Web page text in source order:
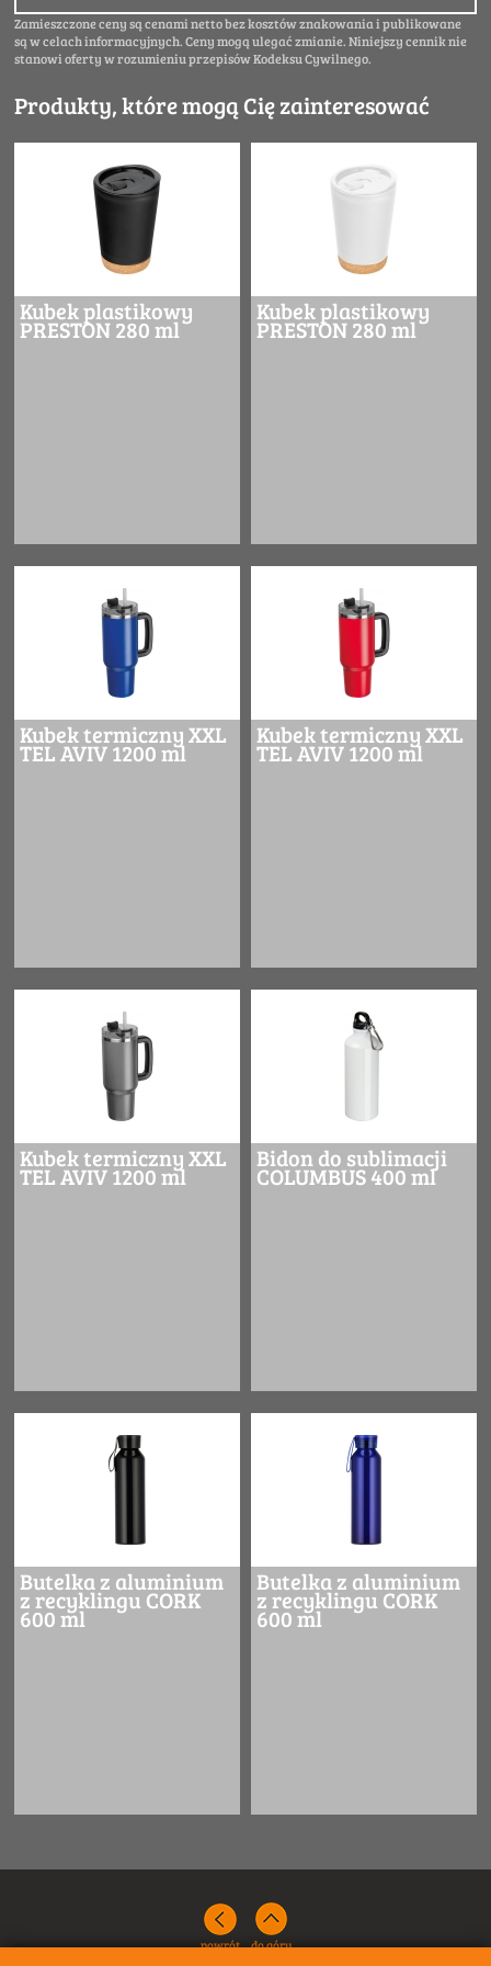
Zamieszczone ceny są cenami netto bez kosztów znakowania i publikowane
są w celach informacyjnych. Ceny mogą ulegać zmianie. Niniejszy cennik nie
stanowi oferty w rozumieniu przepisów Kodeksu Cywilnego.
Produkty, które mogą Cię zainteresować
Kubek plastikowy
PRESTON 280 ml
Kubek plastikowy
PRESTON 280 ml
Kubek termiczny XXL
TEL AVIV 1200 ml
Kubek termiczny XXL
TEL AVIV 1200 ml
Kubek termiczny XXL
TEL AVIV 1200 ml
Bidon do sublimacji
COLUMBUS 400 ml
Butelka z aluminium
z recyklingu CORK
600 ml
Butelka z aluminium
z recyklingu CORK
600 ml
powrót do góry